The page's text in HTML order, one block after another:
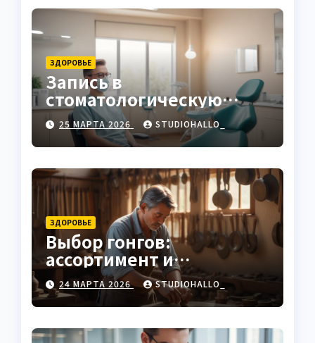
ЗДОРОВЬЕ
Запись в
стоматологическую
клинику
25 МАРТА 2026 STUDIOHALLO_
ЗДОРОВЬЕ
Выбор гонгов:
ассортимент и
характеристики
24 МАРТА 2026 STUDIOHALLO_